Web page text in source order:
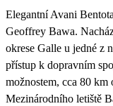
Elegantní Avani
Geoffrey Bawa.
okrese Galle u jedné z
přístup k dopravním
možnostem, cca 80 km
Mezinárodního letiště